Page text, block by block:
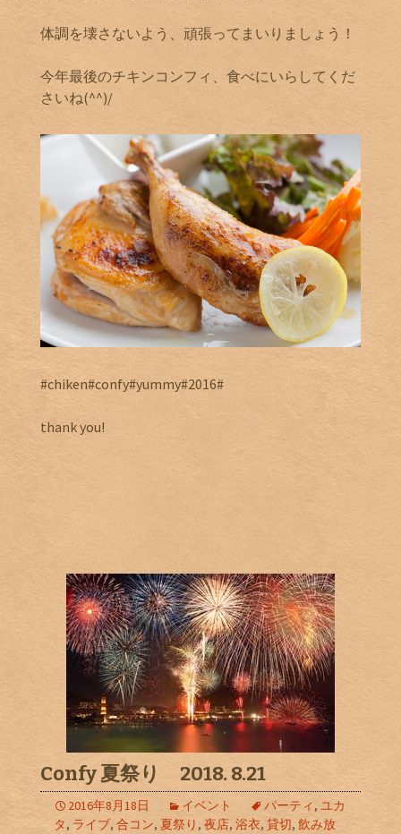
体調を壊さないよう、頑張ってまいりましょう！
今年最後のチキンコンフィ、食べにいらしてくだ
さいね(^^)/
#chiken#confy#yummy#2016#
thank you!
Confy 夏祭り 2018. 8.21
2016年8月18日 イベント パーティ, ユカ
タ, ライブ, 合コン, 夏祭り , 夜店, 浴衣, 貸切, 飲み放